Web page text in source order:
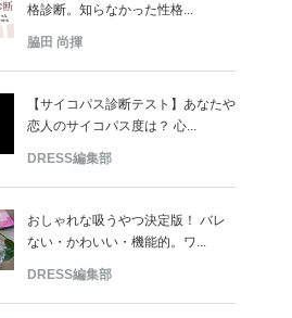
格診断。知らなかった性格...
脇田 尚揮
【サイコパス診断テスト】あなたや
恋人のサイコパス度は？ 心...
DRESS編集部
おしゃれな吸うやつ決定版！ バレ
ない・かわいい・機能的。ワ...
DRESS編集部